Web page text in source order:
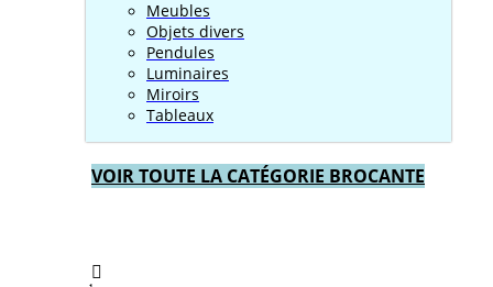
Meubles
Objets divers
Pendules
Luminaires
Miroirs
Tableaux
VOIR TOUTE LA CATÉGORIE BROCANTE